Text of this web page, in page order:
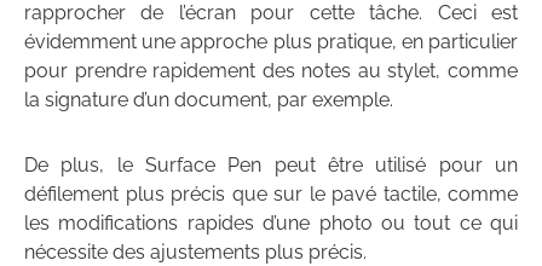
rapprocher de l’écran pour cette tâche. Ceci est
évidemment une approche plus pratique, en particulier
pour prendre rapidement des notes au stylet, comme
la signature d’un document, par exemple.
De plus, le Surface Pen peut être utilisé pour un
défilement plus précis que sur le pavé tactile, comme
les modifications rapides d’une photo ou tout ce qui
nécessite des ajustements plus précis.